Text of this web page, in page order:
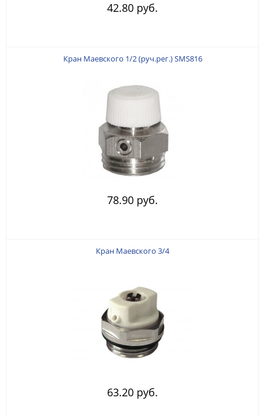
42.80 руб.
Кран Маевского 1/2 (руч.рег.) SMS816
78.90 руб.
Кран Маевского 3/4
63.20 руб.